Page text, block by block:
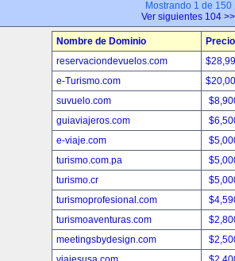
Mostrando 1 de 150
Ver siguientes 104 >>
Nombre de Dominio
Precio
reservaciondevuelos.com
e-Turismo.com
suvuelo.com
guiaviajeros.com
e-viaje.com
turismo.com.pa
turismo.cr
turismoprofesional.com
turismoaventuras.com
meetingsbydesign.com